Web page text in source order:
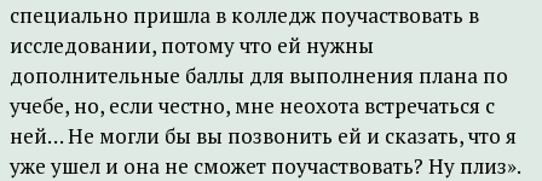
специально пришла в колледж поучаствовать в
исследовании, потому что ей нужны
дополнительные баллы для выполнения плана по
учебе, но, если честно, мне неохота встречаться с
ней… Не могли бы вы позвонить ей и сказать, что я
уже ушел и она не сможет поучаствовать? Ну плиз».